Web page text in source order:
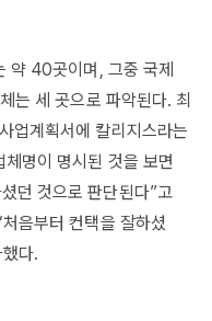
약 40곳이며, 그중 국제
는 세 곳으로 파악된다. 최
업계획서에 칼리지스라는
명이 명시된 것을 보면
던 것으로 판단된다”고
음부터 컨택을 잘하셨
다.